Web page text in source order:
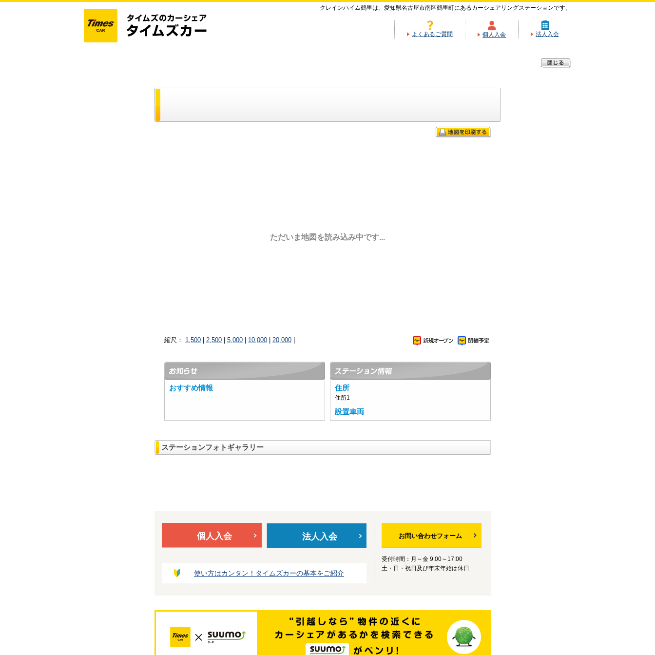
クレインハイム鶴里は、愛知県名古屋市南区鶴里町にあるカーシェアリングステーションです。
よくあるご質問 個人入会 法人入会
ただいま地図を読み込み中です...
縮尺： 1,500 2,500 5,000 10,000 20,000
おすすめ情報 住所
住所1
設置車両
ステーションフォトギャラリー
個人入会 法人入会
使い方はカンタン！タイムズカーの基本をご紹介
お問い合わせフォーム
受付時間：月～金 9:00～17:00
土・日・祝日及び年末年始は休日